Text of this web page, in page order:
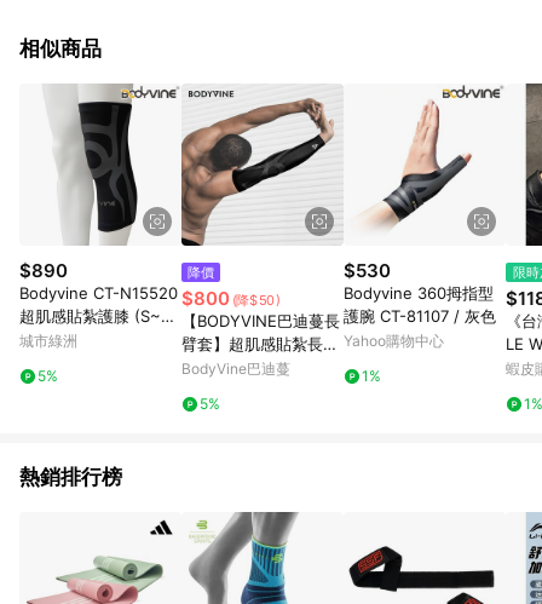
相似商品
$890
Bodyvine CT-N15520
超肌感貼紮護膝 (S~2X
L) / 灰色
城市綠洲
5%
降價
$800 (降$50)
【BODYVINE巴迪蔓長
臂套】超肌感貼紮長臂
套-1只｜排球護具、球
構穩固手臂
BodyVine巴迪蔓
5%
$530
Bodyvine 360拇指型
護腕 CT-81107 / 灰色
Yahoo購物中心
1%
限
《
LE
錶帶
女士
蝦皮
1%
熱銷排行榜